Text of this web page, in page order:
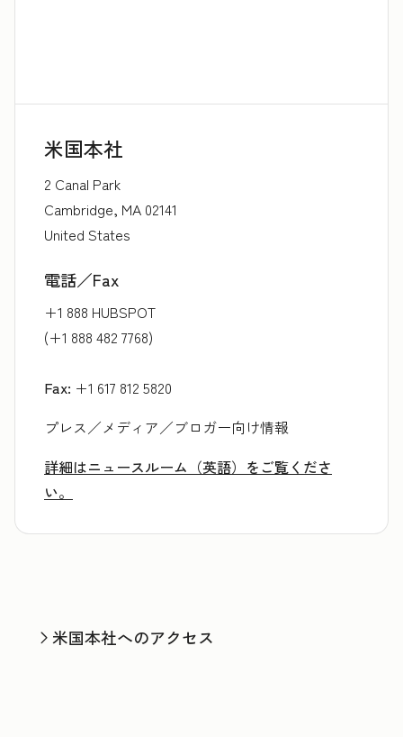
米国本社
2 Canal Park
Cambridge, MA 02141
United States
電話／Fax
+1 888 HUBSPOT
(+1 888 482 7768)
Fax: +1 617 812 5820
プレス／メディア／ブロガー向け情報
詳細はニュースルーム（英語）をご覧くださ
い。
米国本社へのアクセス